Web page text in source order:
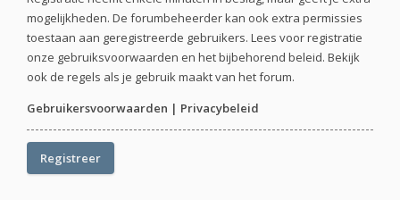
mogelijkheden. De forumbeheerder kan ook extra permissies
toestaan aan geregistreerde gebruikers. Lees voor registratie
onze gebruiksvoorwaarden en het bijbehorend beleid. Bekijk
ook de regels als je gebruik maakt van het forum.
Gebruikersvoorwaarden | Privacybeleid
Registreer